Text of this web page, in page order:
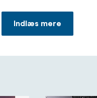
Indlæs mere